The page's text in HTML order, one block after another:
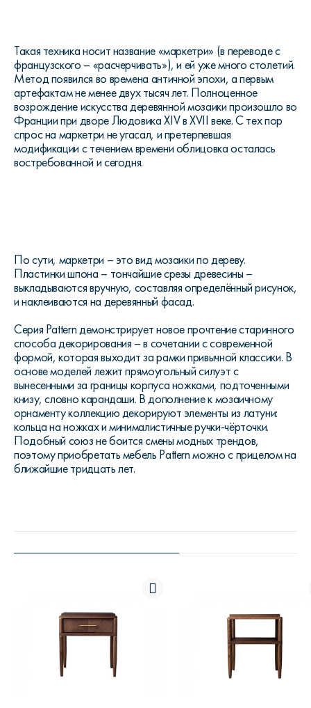
Такая техника носит название «маркетри» (в переводе с
французского – «расчерчивать»), и ей уже много столетий.
Метод появился во времена античной эпохи, а первым
артефактам не менее двух тысяч лет. Полноценное
возрождение искусства деревянной мозаики произошло во
Франции при дворе Людовика XIV в XVII веке. С тех пор
спрос на маркетри не угасал, и претерпевшая
модификации с течением времени облицовка осталась
востребованной и сегодня.
По сути, маркетри – это вид мозаики по дереву.
Пластинки шпона – тончайшие срезы древесины –
выкладываются вручную, составляя определённый рисунок,
и наклеиваются на деревянный фасад.
Серия Pattern демонстрирует новое прочтение старинного
способа декорирования – в сочетании с современной
формой, которая выходит за рамки привычной классики. В
основе моделей лежит прямоугольный силуэт с
вынесенными за границы корпуса ножками, подточенными
книзу, словно карандаши. В дополнение к мозаичному
орнаменту коллекцию декорируют элементы из латуни:
кольца на ножках и минималистичные ручки-чёрточки.
Подобный союз не боится смены модных трендов,
поэтому приобретать мебель Pattern можно с прицелом на
ближайшие тридцать лет.